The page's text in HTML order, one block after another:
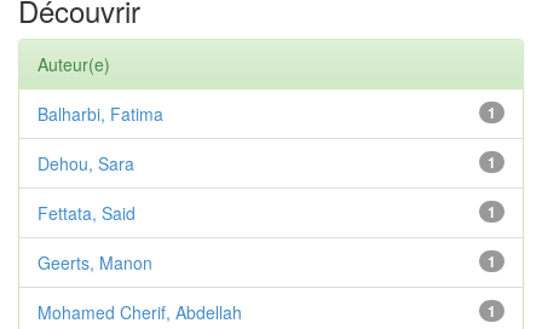
Découvrir
Auteur(e)
1
Balharbi, Fatima
1
Dehou, Sara
1
Fettata, Said
1
Geerts, Manon
1
Mohamed Cherif, Abdellah